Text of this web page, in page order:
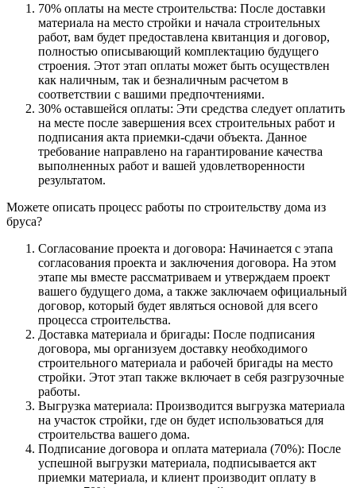
70% оплаты на месте строительства: После доставки
материала на место стройки и начала строительных
работ, вам будет предоставлена квитанция и договор,
полностью описывающий комплектацию будущего
строения. Этот этап оплаты может быть осуществлен
как наличным, так и безналичным расчетом в
соответствии с вашими предпочтениями.
30% оставшейся оплаты: Эти средства следует оплатить
на месте после завершения всех строительных работ и
подписания акта приемки-сдачи объекта. Данное
требование направлено на гарантирование качества
выполненных работ и вашей удовлетворенности
результатом.
Можете описать процесс работы по строительству дома из
бруса?
Согласование проекта и договора: Начинается с этапа
согласования проекта и заключения договора. На этом
этапе мы вместе рассматриваем и утверждаем проект
вашего будущего дома, а также заключаем официальный
договор, который будет являться основой для всего
процесса строительства.
Доставка материала и бригады: После подписания
договора, мы организуем доставку необходимого
строительного материала и рабочей бригады на место
стройки. Этот этап также включает в себя разгрузочные
работы.
Выгрузка материала: Производится выгрузка материала
на участок стройки, где он будет использоваться для
строительства вашего дома.
Подписание договора и оплата материала (70%): После
успешной выгрузки материала, подписывается акт
приемки материала, и клиент производит оплату в